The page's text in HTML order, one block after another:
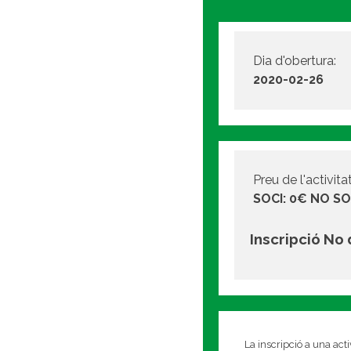
Dia d'obertura:
2020-02-26
Preu de
SOCI: 0€ NO
Inscripció No
La inscripció a una